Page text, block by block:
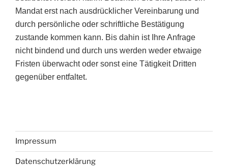
Mandat erst nach ausdrücklicher Vereinbarung und
durch persönliche oder schriftliche Bestätigung
zustande kommen kann. Bis dahin ist Ihre Anfrage
nicht bindend und durch uns werden weder etwaige
Fristen überwacht oder sonst eine Tätigkeit Dritten
gegenüber entfaltet.
Impressum
Datenschutzerklärung